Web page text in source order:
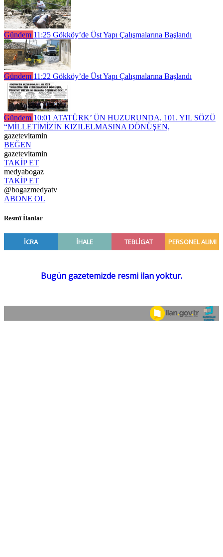
Gündem 11:25 Gökköy’de Üst Yapı Çalışmalarına Başlandı
Gündem 11:22 Gökköy’de Üst Yapı Çalışmalarına Başlandı
Gündem 10:01 ATATÜRK’ ÜN HUZURUNDA, 101. YIL SÖZÜ
“MİLLETİMİZİN KIZILELMASINA DÖNÜŞEN,
gazetevitamin
BEĞEN
gazetevitamin
TAKİP ET
medyabogaz
TAKİP ET
@bogazmedyatv
ABONE OL
Resmî İlanlar